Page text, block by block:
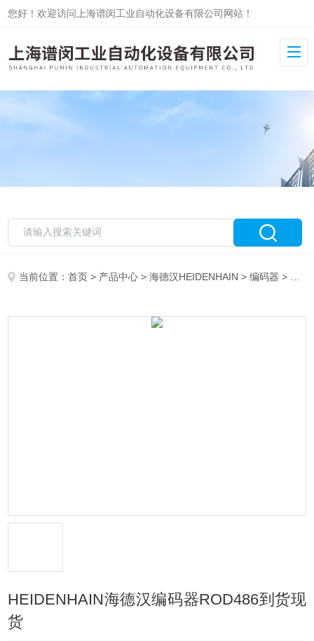
您好！欢迎访问上海谱闵工业自动化设备有限公司网站！
当前位置：首页 > 产品中心 >海德汉HEIDENHAIN >编码器 > HEIDENHAIN海德汉编码器ROD486到货现货
HEIDENHAIN海德汉编码器ROD486到货现
货